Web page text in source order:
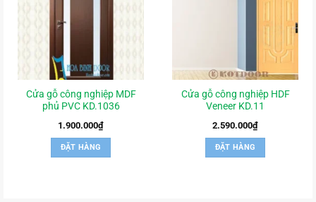
Cửa gỗ công nghiệp MDF
phủ PVC KD.1036
1.900.000₫
ĐẶT HÀNG
Cửa gỗ công nghiệp HDF
Veneer KD.11
2.590.000₫
ĐẶT HÀNG